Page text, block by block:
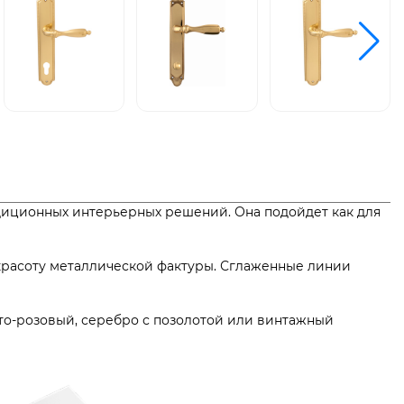
интерьерных решений. Она подойдет как для
металлической фактуры. Сглаженные линии
розовый, серебро с позолотой или винтажный